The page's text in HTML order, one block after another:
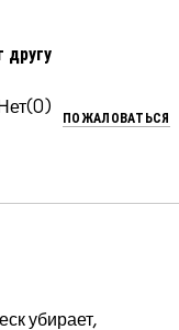
0
ПОЖАЛОВАТЬСЯ
убирает,